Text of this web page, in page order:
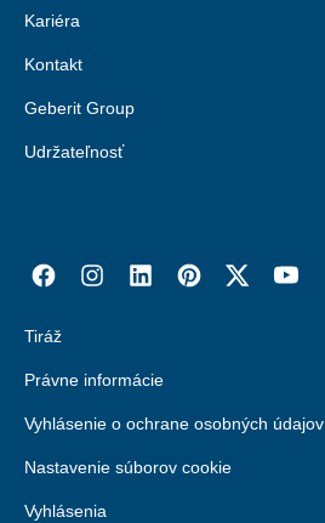
Kariéra
Kontakt
Geberit Group
Udržateľnosť
Tiráž
Právne informácie
Vyhlásenie o ochrane osobných údajov
Nastavenie súborov cookie
Vyhlásenia